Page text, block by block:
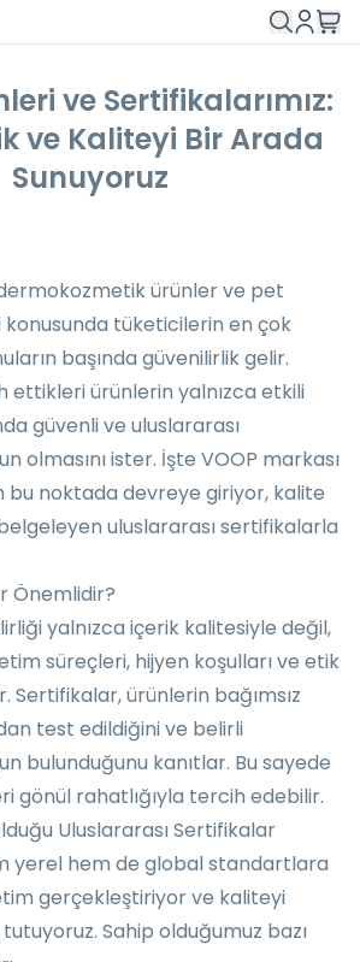
ve Sertifikalarımız:
ve Kaliteyi Bir Arada
Sunuyoruz
ürünler ve pet
konusunda tüketicilerin en çok
başında güvenilirlik gelir.
ettikleri ürünlerin yalnızca etkili
güvenli ve uluslararası
olmasını ister. İşte VOOP markası
bu noktada devreye giriyor, kalite
uluslararası sertifikalarla
Önemlidir?
yalnızca içerik kalitesiyle değil,
süreçleri, hijyen koşulları ve etik
Sertifikalar, ürünlerin bağımsız
test edildiğini ve belirli
bulunduğunu kanıtlar. Bu sayede
gönül rahatlığıyla tercih edebilir.
Uluslararası Sertifikalar
yerel hem de global standartlara
gerçekleştiriyor ve kaliteyi
Sahip olduğumuz bazı